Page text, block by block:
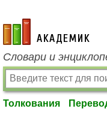
academic.ru
Словари и
Толкования